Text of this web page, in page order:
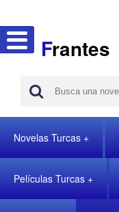
Frantes
Novelas Turcas
Películas Turcas